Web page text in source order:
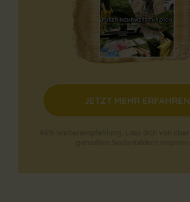
JETZT MEHR ERFAHREN